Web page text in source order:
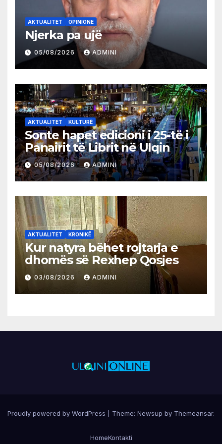
AKTUALITET OPINIONE
Njerka pa ujë
05/08/2026 ADMINI
AKTUALITET KULTURË
Sonte hapet edicioni i 25-të i
Panairit të Librit në Ulqin
05/08/2026 ADMINI
AKTUALITET KRONIKË
Kur natyra bëhet rojtarja e
dhomës së Rexhep Qosjes
03/08/2026 ADMINI
Proudly powered by WordPress Theme: Newsup by Themeansar.
HomeKontakti